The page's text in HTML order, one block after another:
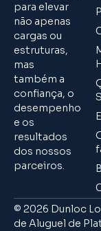
para elevar
não apenas
cargas ou
estruturas,
mas
também a
confiança, o
desempenho
e os
resultados
dos nossos
parceiros.
© 2026 Dunloc
de Aluguel de